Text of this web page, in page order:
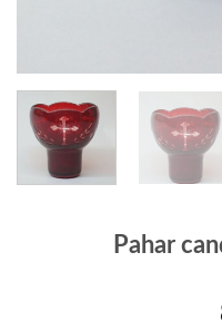
Pahar